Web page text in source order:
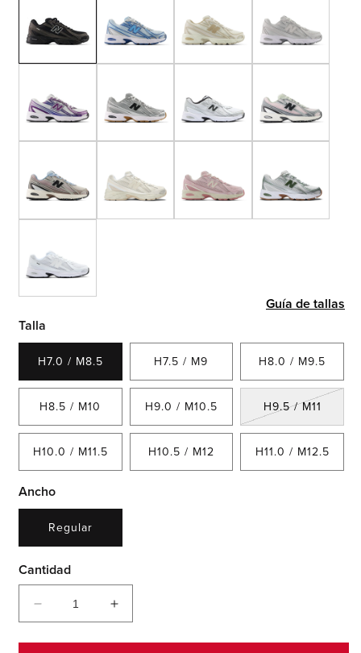
Talla
H7.0 / M8.5 H7.5 / M9 H8.0 / M9.5
H8.5 / M10 H9.0 / M10.5 H9.5 / M11
o
no
H10.0 / M11.5 H10.5 / M12 H11.0 / M12.5
Guía de tallas
Ancho
Regular
Cantidad
Reducir
cantidad
para
Aumentar
cantidad
para